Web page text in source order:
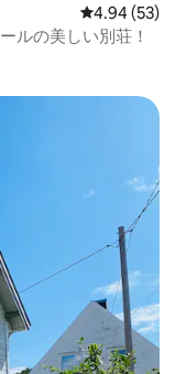
レビュー53
4.94 (53)
ルの美しい別荘！